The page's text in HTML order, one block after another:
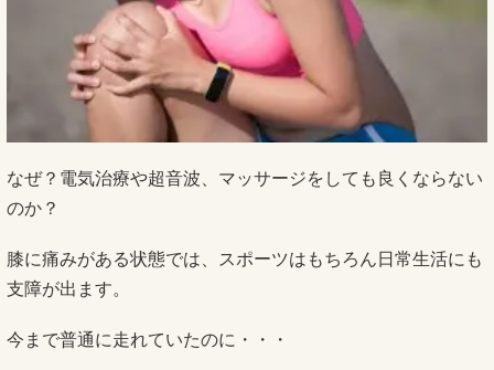
なぜ？電気治療や超音波、マッサージをしても良くならない
のか？
膝に痛みがある状態では、スポーツはもちろん日常生活にも
支障が出ます。
今まで普通に走れていたのに・・・